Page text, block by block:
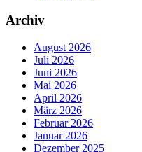
Archiv
August 2026
Juli 2026
Juni 2026
Mai 2026
April 2026
März 2026
Februar 2026
Januar 2026
Dezember 2025